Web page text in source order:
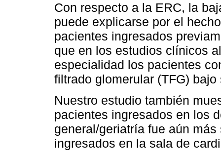
Con respecto a la ERC, la
puede explicarse por el
pacientes ingresados
que en los estudios clínicos
especialidad los pacientes
filtrado glomerular (TFG)
Nuestro estudio también
pacientes ingresados en los
general/geriatría fue aún
ingresados en la sala de